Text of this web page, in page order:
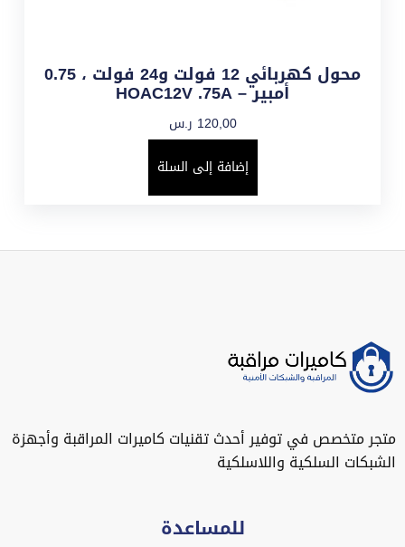
محول كهربائي 12 فولت و24 فولت ، 0.75
أمبير – HOAC12V .75A
120,00 ر.س
إضافة إلى السلة
متجر متخصص في توفير أحدث تقنيات كاميرات المراقبة وأجهزة
الشبكات السلكية واللاسلكية
للمساعدة